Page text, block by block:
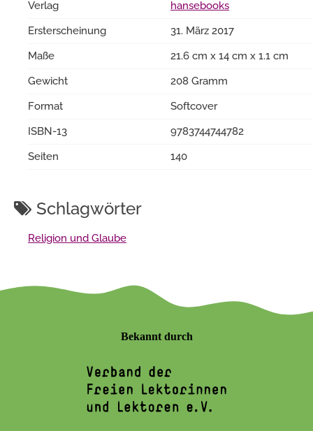
Verlag
hansebooks
Ersterscheinung
31. März 2017
Maße
21.6 cm x 14 cm x 1.1 cm
Gewicht
208 Gramm
Format
Softcover
ISBN-13
9783744744782
Seiten
140
Schlagwörter
Religion und Glaube
Bekannt durch